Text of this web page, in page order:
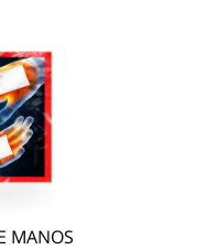
MANOS